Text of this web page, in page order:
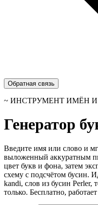
Обратная связь
~ ИНСТРУМЕНТ ИМЁН
Генератор
Введите имя или слово и
выложенный аккуратным
цвет букв и фона, затем
схему с подсчётом бусин.
kandi, слов из бусин Perler,
только. Бесплатно,